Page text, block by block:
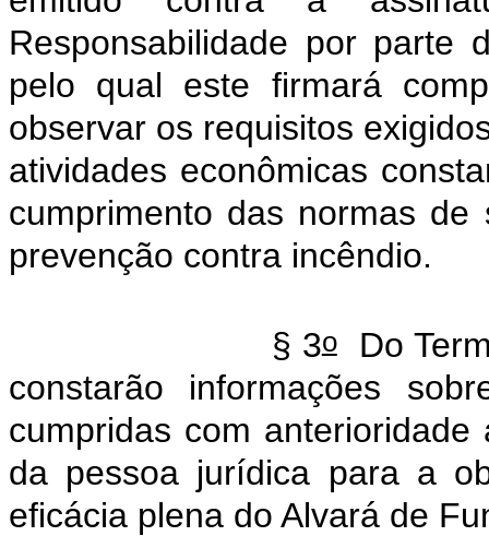
Responsabilidade por parte
pelo qual este firmará
observar os requisitos
atividades econômicas
cumprimento das normas
prevenção contra incêndio.
§ 3oDo
constarão informações
cumpridas com
da pessoa jurídica para a
eficácia plena do Alvará de